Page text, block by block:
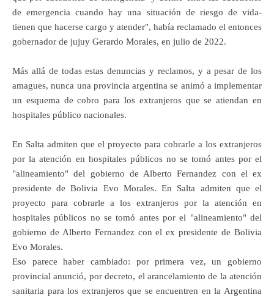
de emergencia cuando hay una situación de riesgo de vida-
tienen que hacerse cargo y atender", había reclamado el entonces
gobernador de jujuy Gerardo Morales, en julio de 2022.
Más allá de todas estas denuncias y reclamos, y a pesar de los
amagues, nunca una provincia argentina se animó a implementar
un esquema de cobro para los extranjeros que se atiendan en
hospitales público nacionales.
En Salta admiten que el proyecto para cobrarle a los extranjeros
por la atención en hospitales públicos no se tomó antes por el
"alineamiento" del gobierno de Alberto Fernandez con el ex
presidente de Bolivia Evo Morales. En Salta admiten que el
proyecto para cobrarle a los extranjeros por la atención en
hospitales públicos no se tomó antes por el "alineamiento" del
gobierno de Alberto Fernandez con el ex presidente de Bolivia
Evo Morales.
Eso parece haber cambiado: por primera vez, un gobierno
provincial anunció, por decreto, el arancelamiento de la atención
sanitaria para los extranjeros que se encuentren en la Argentina